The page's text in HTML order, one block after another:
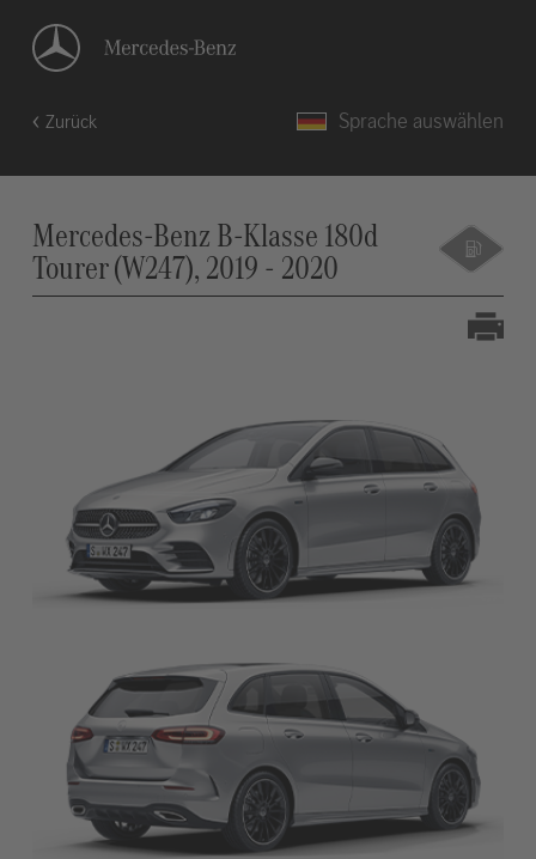
Zurück Sprache auswählen
Mercedes-Benz B-Klasse 180d
Tourer (W247), 2019 - 2020